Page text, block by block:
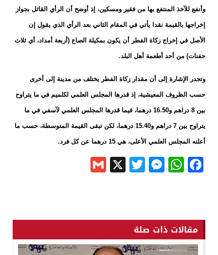
وأنفع للآخذ المنتفع بها من فقير ومسكين، إذ أوضح أن الرأي القائل بجواز
إخراجها بالقيمة نقدا يأتي في المقام الثاني بعد الرأي الذي يقول إن
الأصل في إخراج زكاة الفطر أن يكون بمكيلة الصاع (أربعة أمداد، أي ثلاث
حفنات) من أحد أطعمة أهل البلد.
وتجدر الإشارة إلى أن مقدار زكاة الفطر يختلف من مدينة إلى أخرى
حسب الظروف المعيشية، إذ قدرها المجلس العلمي لكلميم في ما يتراوح
بين 8 دراهم و16.50 درهما، فيما قدرها المجلس العلمي لآسفي في ما
يتراوح بين 7 دراهم و15.40 درهما، لكن تبقى القيمة المتوسطة، حسب ما
أعلنه المجلس العلمي الأعلى، هي 15 درهما عن كل فرد.
Facebook
WhatsApp
Messenger
Twitter
X
مقالات ذات صلة